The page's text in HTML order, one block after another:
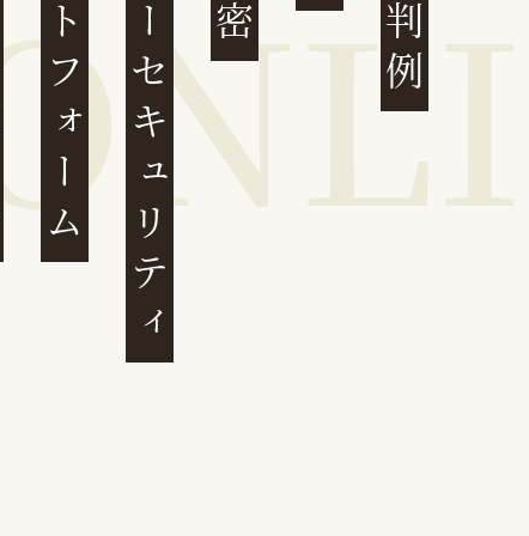
サイバーセキュリティ